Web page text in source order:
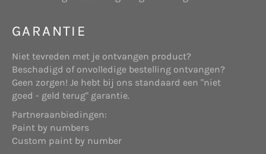
Websitehouder: de onderneming Start Online
die gevestigd is aan Telderslaan 23 te Utrecht,
onder nummer 71986758.
wij onze diensten hierop kunnen afstemmen.
Deze website maakt gebruik van “cookies”
geplaatst) om de website te helpen analyseren
hoe gebruikers de site gebruiken. De door het
cookie gegenereerde informatie over uw gebruik
van de website kan worden overgebracht naar
eigen beveiligde servers van www.shopbrands.nl
of die van een derde partij. Wij gebruiken deze
informatie om bij te houden hoe u de website
gebruikt, om rapporten over de website-activiteit
GARANTIE
Niet tevreden met je ontvangen product?
Beschadigd of onvolledige bestelling ontvangen?
Geen zorgen! Je hebt bij ons standaard een "niet
goed - geld terug" garantie.
Partneraanbiedingen:
Paint by numbers
Custom paint by number